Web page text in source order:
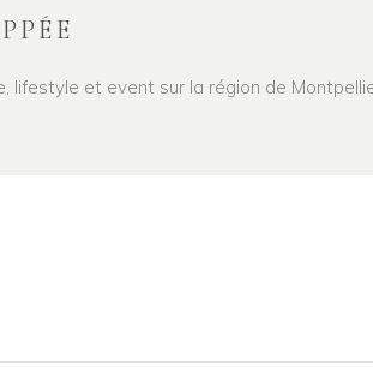
lifestyle et event sur la région de